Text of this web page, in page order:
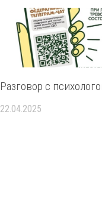
Разговор с
22.04.2025